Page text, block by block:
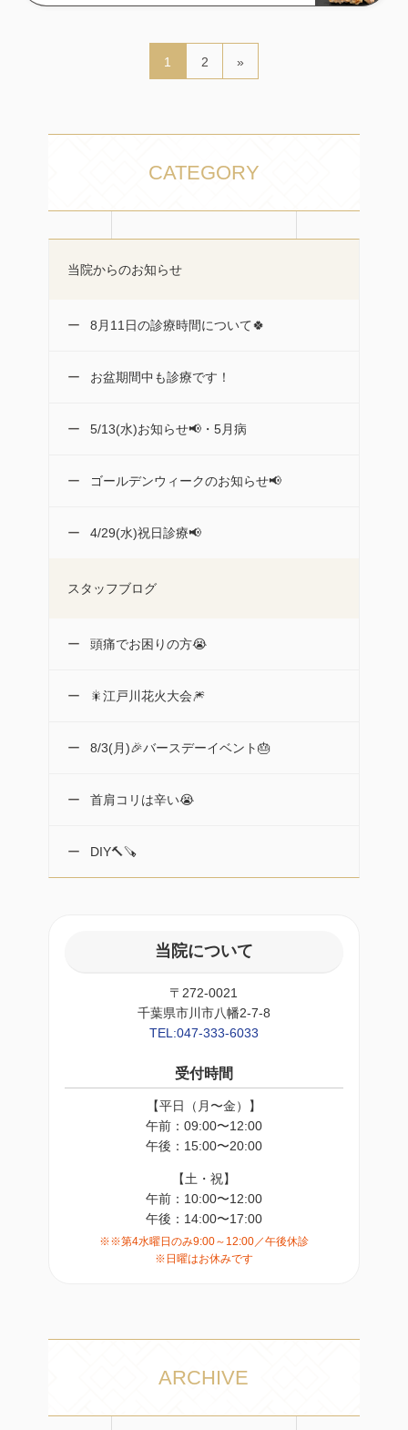
1 2 »
CATEGORY
当院からのお知らせ
8月11日の診療時間について🍀
お盆期間中も診療です！
5/13(水)お知らせ📢・5月病
ゴールデンウィークのお知らせ📢
4/29(水)祝日診療📢
スタッフブログ
頭痛でお困りの方😭
🎇江戸川花火大会🎆
8/3(月)🎉バースデーイベント🎂
首肩コリは辛い😭
DIY🔨🪚
当院について
〒272-0021
千葉県市川市八幡2-7-8
TEL:047-333-6033
受付時間
【平日（月〜金）】
午前：09:00〜12:00
午後：15:00〜20:00
【土・祝】
午前：10:00〜12:00
午後：14:00〜17:00
※※第4水曜日のみ9:00～12:00／午後休診
※日曜はお休みです
ARCHIVE